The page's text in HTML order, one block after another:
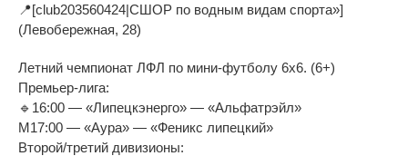
📍[club203560424|СШОР по водным видам спорта»]
(Левобережная, 28)
Летний чемпионат ЛФЛ по мини-футболу 6х6. (6+)
Премьер-лига:
🔹16:00 — «Липецкэнерго» — «Альфатрэйл»
М17:00 — «Аура» — «Феникс липецкий»
Второй/третий дивизионы: